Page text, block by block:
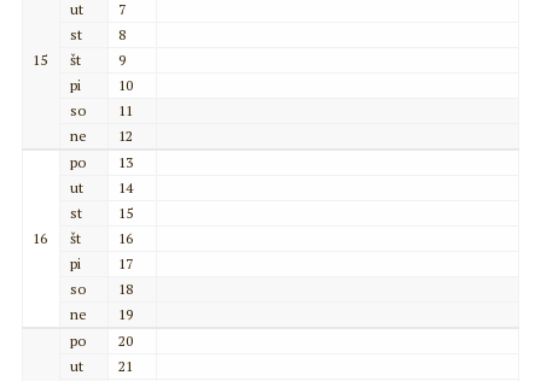
15
ut
7
st
8
št
9
pi
10
so
11
ne
12
16
po
13
ut
14
st
15
št
16
pi
17
so
18
ne
19
po
20
ut
21